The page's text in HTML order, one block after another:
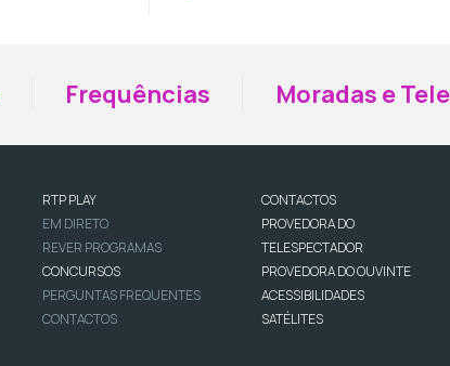
Frequências Moradas e
RTP PLAY
EM DIRETO
REVER PROGRAMAS
CONCURSOS
PERGUNTAS FREQUENTES
CONTACTOS
CONTACTOS
PROVEDORA DO
TELESPECTADOR
PROVEDORA DO OUVINTE
ACESSIBILIDADES
SATÉLITES